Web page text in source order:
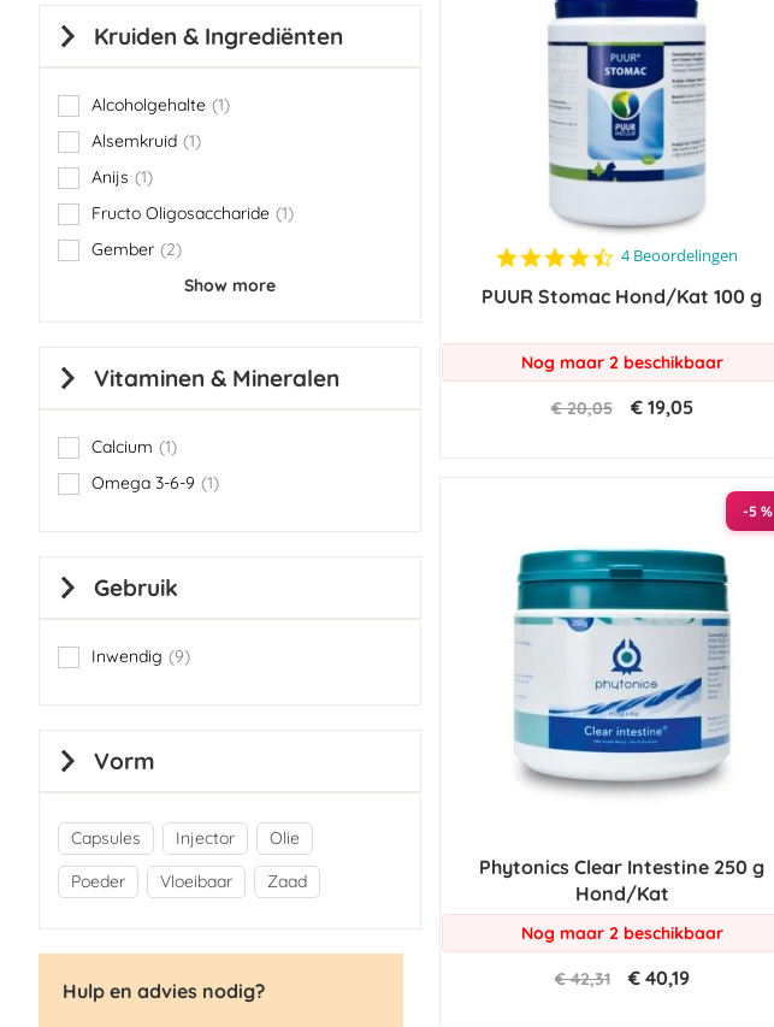
4.5
rating
4 Beoordelingen
PUUR Stomac Hond/Kat 100 g
Nog maar 2 beschikbaar
€ 20,05 € 19,05
-5 %
Phytonics Clear Intestine 250 g
Hond/Kat
Nog maar 2 beschikbaar
€ 42,31 € 40,19
Kruiden & Ingrediënten
Alcoholgehalte 1
item
Alsemkruid 1
item
Anijs
1
item
Fructo Oligosaccharide 1
item
Gember
2
items
Show more
Vitaminen & Mineralen
Calcium 1
item
Omega 3-6-9
1
item
Gebruik
Inwendig 9
items
Vorm
Capsules Injector
Olie
Poeder
Vloeibaar Zaad
Hulp en advies nodig?